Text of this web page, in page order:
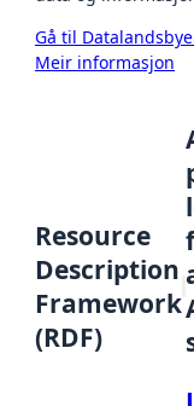
Gå til
Meir informasjon
Resource
Description
Framework
(RDF)